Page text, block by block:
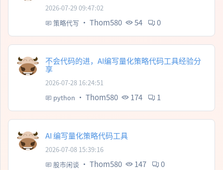
2026-07-29 09:47:02
策略代写 · Thom580 54 0
不会代码的进，AI编写量化策略代码工具经验分
享
2026-07-28 16:24:51
python · Thom580 174 1
AI 编写量化策略代码工具
2026-07-08 15:39:16
股市闲谈 · Thom580 147 0